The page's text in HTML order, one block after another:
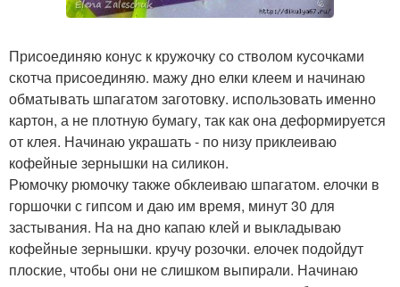
Присоединяю конус к кружочку со стволом кусочками
скотча присоединяю. мажу дно елки клеем и начинаю
обматывать шпагатом заготовку. использовать именно
картон, а не плотную бумагу, так как она деформируется
от клея. Начинаю украшать - по низу приклеиваю
кофейные зернышки на силикон.
Рюмочку рюмочку также обклеиваю шпагатом. елочки в
горшочки с гипсом и даю им время, минут 30 для
застывания. На на дно капаю клей и выкладываю
кофейные зернышки. кручу розочки. елочек подойдут
плоские, чтобы они не слишком выпирали. Начинаю